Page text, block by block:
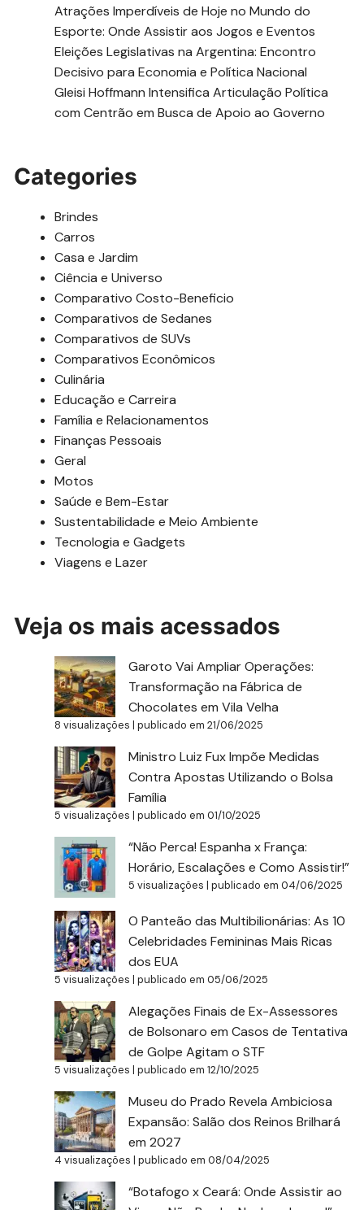
Atrações Imperdíveis de Hoje no Mundo do
Esporte: Onde Assistir aos Jogos e Eventos
Eleições Legislativas na Argentina: Encontro
Decisivo para Economia e Política Nacional
Gleisi Hoffmann Intensifica Articulação Política
com Centrão em Busca de Apoio ao Governo
Categories
Brindes
Carros
Casa e Jardim
Ciência e Universo
Comparativo Costo-Beneficio
Comparativos de Sedanes
Comparativos de SUVs
Comparativos Econômicos
Culinária
Educação e Carreira
Família e Relacionamentos
Finanças Pessoais
Geral
Motos
Saúde e Bem-Estar
Sustentabilidade e Meio Ambiente
Tecnologia e Gadgets
Viagens e Lazer
Veja os mais acessados
Garoto Vai Ampliar Operações:
Transformação na Fábrica de
Chocolates em Vila Velha
8 visualizações |publicado em 21/06/2025
Ministro Luiz Fux Impõe Medidas
Contra Apostas Utilizando o Bolsa
Família
5 visualizações |publicado em 01/10/2025
“Não Perca! Espanha x França:
Horário, Escalações e Como Assistir!”
5 visualizações |publicado em 04/06/2025
O Panteão das Multibilionárias: As 10
Celebridades Femininas Mais Ricas
dos EUA
5 visualizações |publicado em 05/06/2025
Alegações Finais de Ex-Assessores
de Bolsonaro em Casos de Tentativa
de Golpe Agitam o STF
5 visualizações |publicado em 12/10/2025
Museu do Prado Revela Ambiciosa
Expansão: Salão dos Reinos Brilhará
em 2027
4 visualizações |publicado em 08/04/2025
“Botafogo x Ceará: Onde Assistir ao